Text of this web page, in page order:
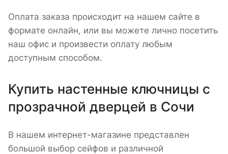
Оплата заказа происходит на нашем сайте в
формате онлайн, или вы можете лично посетить
наш офис и произвести оплату любым
доступным способом.
Купить настенные ключницы с
прозрачной дверцей в Сочи
В нашем интернет-магазине представлен
большой выбор сейфов и различной